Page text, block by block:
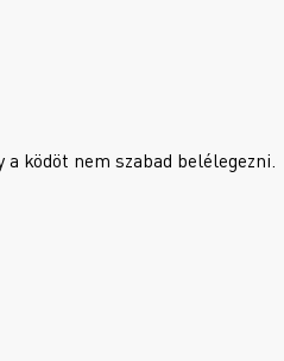
ködöt nem szabad belélegezni.